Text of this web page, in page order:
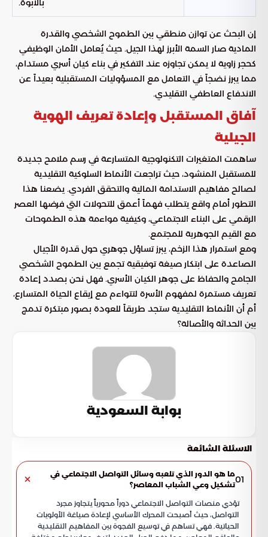
بالأبوة.
إن البحث عن توازن منطقي بين الطموح الشخصي والقدرة
المادية صار السمة الأبرز لهذا الجيل. حيث يُعامل الأمان الوظيفي
كحجر زاوية لا يمكن تجاوزه عند التفكير في بناء كيان أسري مستدام،
مما يبرز نضجاً في التعامل مع المسؤوليات المستقبلية بعيداً عن
الاندفاع العاطفي التقليدي.
آفاق المستقبل وإعادة تعريف الهوية
الجيلية
ساهمت المتغيرات التكنولوجية المتسارعة في رسم ملامح جديدة
للمستقبل المنشود، حيث تراجعت الأنماط السلوكية التقليدية
لصالح مفاهيم الاستدامة المالية والتحقق الفردي. يضعنا هذا
التطور أمام واقع يتطلب فهماً أعمق للتحولات التي فرضها العصر
الرقمي على البناء الاجتماعي، وكيفية مواءمة هذه الطموحات
مع القيم الجوهرية للمجتمع.
ومع استمرار هذا الزخم، يبرز تساؤل جوهري حول قدرة الأجيال
الصاعدة على ابتكار صيغة توفيقية تجمع بين الطموح الشخصي
الجامح والحفاظ على جوهر الكيان الأسري. فهل نحن بصدد إعادة
تعريف مستمرة لمفهوم الأسرة لتتواءم مع إيقاع الحياة المتسارع،
أم أن الأنماط التقليدية ستجد طريقاً للعودة بصور مبتكرة تدمج
بين الحداثة والأصالة؟
بوابة السعودية
الاسئلة الشائعة
01ما هو الدور الذي تلعبه وسائل التواصل الاجتماعي في
تشكيل وعي الشباب المعاصر؟
تؤدي منصات التواصل الاجتماعي دوراً محورياً يتجاوز مجرد
التواصل، حيث أصبحت المحرك الأساسي لإعادة صياغة الأولويات
الحياتية. فهي تساهم في توسيع الفجوة بين المفاهيم التقليدية